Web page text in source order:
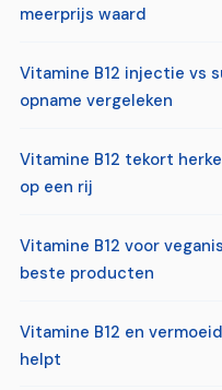
meerprijs waard
Vitamine B12 injectie vs
opname vergeleken
Vitamine B12 tekort
op een rij
Vitamine B12 voor
beste producten
Vitamine B12 en
helpt